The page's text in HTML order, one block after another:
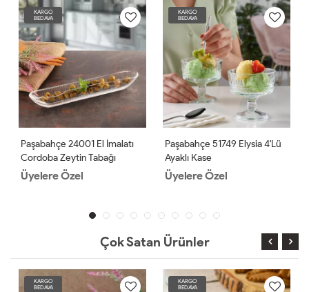
KARGO
BEDAVA
Paşabahçe 24001 El İmalatı
Cordoba Zeytin Tabağı
Üyelere Özel
KARGO
BEDAVA
Paşabahçe 51749 Elysia 4'lü
Ayaklı Kase
Üyelere Özel
Çok Satan Ürünler
KARGO
BEDAVA
KARGO
BEDAVA